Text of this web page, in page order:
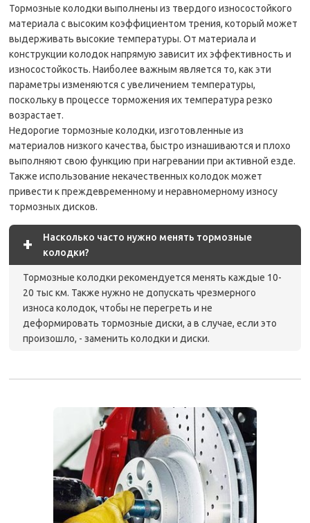
Тормозные колодки выполнены из твердого износостойкого
материала с высоким коэффициентом трения, который может
выдерживать высокие температуры. От материала и
конструкции колодок напрямую зависит их эффективность и
износостойкость. Наиболее важным является то, как эти
параметры изменяются с увеличением температуры,
поскольку в процессе торможения их температура резко
возрастает.
Недорогие тормозные колодки, изготовленные из
материалов низкого качества, быстро изнашиваются и плохо
выполняют свою функцию при нагревании при активной езде.
Также использование некачественных колодок может
привести к преждевременному и неравномерному износу
тормозных дисков.
+
Насколько часто нужно менять тормозные
колодки?
Тормозные колодки рекомендуется менять каждые 10-
20 тыс км. Также нужно не допускать чрезмерного
износа колодок, чтобы не перегреть и не
деформировать тормозные диски, а в случае, если это
произошло, - заменить колодки и диски.